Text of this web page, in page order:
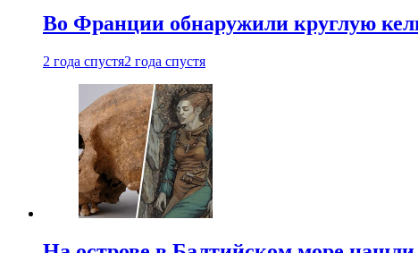
Во Франции обнаружили круглую
2 года спустя2 года спустя